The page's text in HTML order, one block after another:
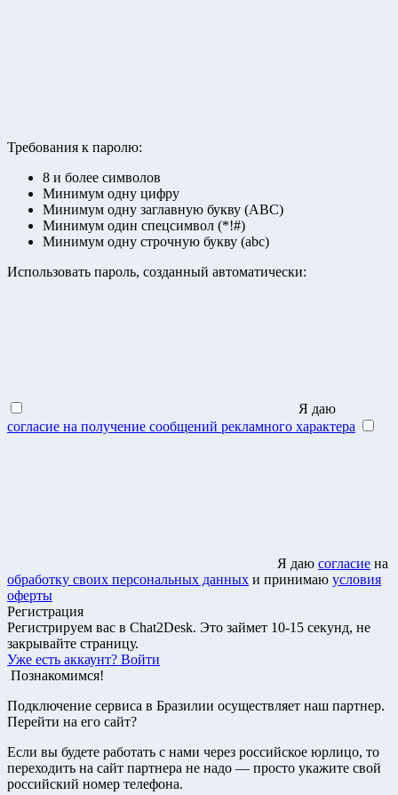
Требования к паролю:
8 и более символов
Минимум одну цифру
Минимум одну заглавную букву (ABC)
Минимум один спецсимвол (*!#)
Минимум одну строчную букву (abc)
Использовать пароль, созданный автоматически:
Я даю
согласие на получение сообщений рекламного характера
Я даю согласие на
обработку своих персональных данных и принимаю условия
оферты
Регистрация
Регистрируем вас в Chat2Desk. Это займет 10-15 секунд, не
закрывайте страницу.
Уже есть аккаунт? Войти
Познакомимся!
Подключение сервиса в Бразилии осуществляет наш партнер.
Перейти на его сайт?
Если вы будете работать с нами через российское юрлицо, то
переходить на сайт партнера не надо — просто укажите свой
российский номер телефона.